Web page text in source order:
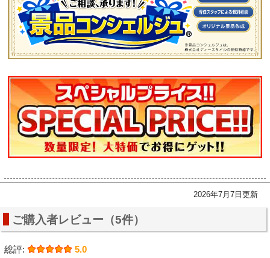
2026年7月7日更新
ご購入者レビュー（5件）
総評: 5.0